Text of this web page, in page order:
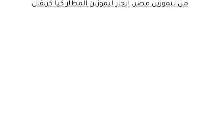
من ليموزين مصر، ايجار ليموزين المطار كيا كرنفال